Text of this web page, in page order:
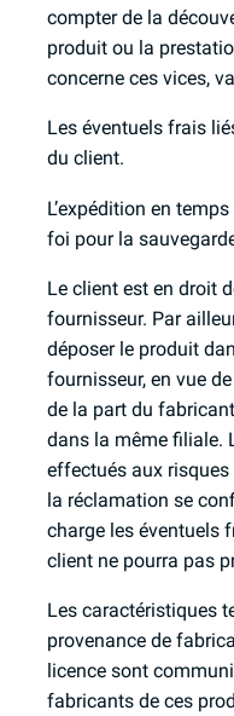
compter de la
produit ou la
concerne ces vices,
Les éventuels frais
du client.
L’expédition en
foi pour la
Le client est en droit
fournisseur. Par
déposer le produit
fournisseur, en vue
de la part du
dans la même filiale.
effectués aux
la réclamation se
charge les éventuels
client ne pourra pas
Les caractéristiques
provenance de
licence sont
fabricants de ces